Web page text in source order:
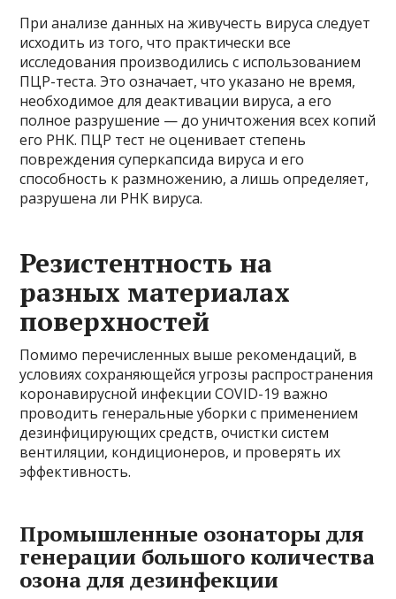
При анализе данных на живучесть вируса следует
исходить из того, что практически все
исследования производились с использованием
ПЦР-теста. Это означает, что указано не время,
необходимое для деактивации вируса, а его
полное разрушение — до уничтожения всех копий
его РНК. ПЦР тест не оценивает степень
повреждения суперкапсида вируса и его
способность к размножению, а лишь определяет,
разрушена ли РНК вируса.
Резистентность на
разных материалах
поверхностей
Помимо перечисленных выше рекомендаций, в
условиях сохраняющейся угрозы распространения
коронавирусной инфекции COVID-19 важно
проводить генеральные уборки с применением
дезинфицирующих средств, очистки систем
вентиляции, кондиционеров, и проверять их
эффективность.
Промышленные озонаторы для
генерации большого количества
озона для дезинфекции